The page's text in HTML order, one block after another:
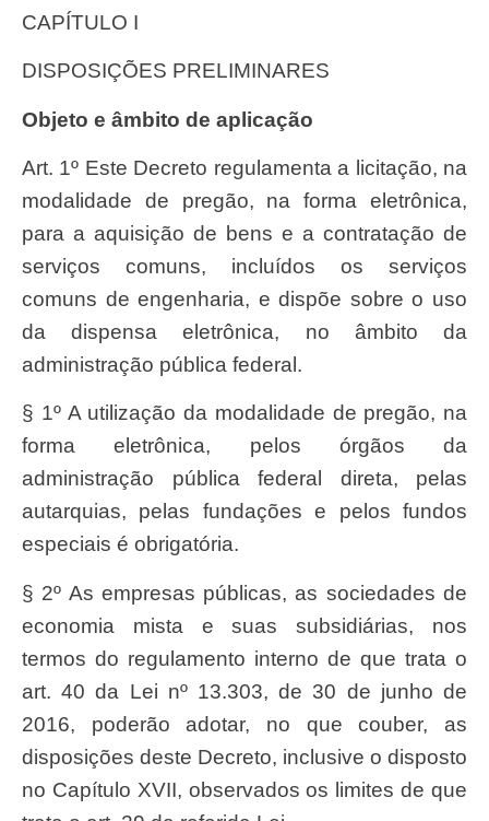
CAPÍTULO I
DISPOSIÇÕES PRELIMINARES
Objeto e âmbito de aplicação
Art. 1º Este Decreto regulamenta a licitação, na
modalidade de pregão, na forma eletrônica,
para a aquisição de bens e a contratação de
serviços comuns, incluídos os serviços
comuns de engenharia, e dispõe sobre o uso
da dispensa eletrônica, no âmbito da
administração pública federal.
§ 1º A utilização da modalidade de pregão, na
forma eletrônica, pelos órgãos da
administração pública federal direta, pelas
autarquias, pelas fundações e pelos fundos
especiais é obrigatória.
§ 2º As empresas públicas, as sociedades de
economia mista e suas subsidiárias, nos
termos do regulamento interno de que trata o
art. 40 da Lei nº 13.303, de 30 de junho de
2016, poderão adotar, no que couber, as
disposições deste Decreto, inclusive o disposto
no Capítulo XVII, observados os limites de que